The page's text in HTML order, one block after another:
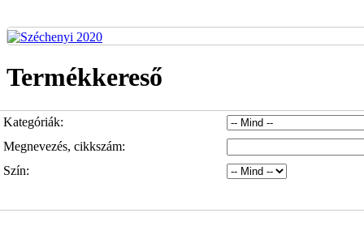
Termékkereső
Kategóriák:
Megnevezés, cikkszám:
Szín: